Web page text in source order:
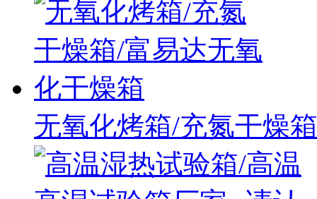
无氧化烤箱/充氮干燥